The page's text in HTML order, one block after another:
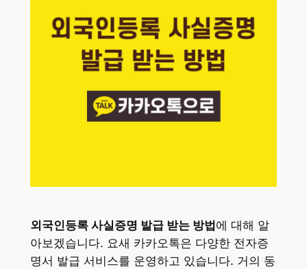
외국인등록 사실증명 발급 받는 방법 에 대해 알
아보겠습니다. 요새 카카오톡은 다양한 전자증
명서 발급 서비스를 운영하고 있습니다. 거의 동